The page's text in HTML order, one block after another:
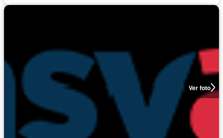
Ver foto